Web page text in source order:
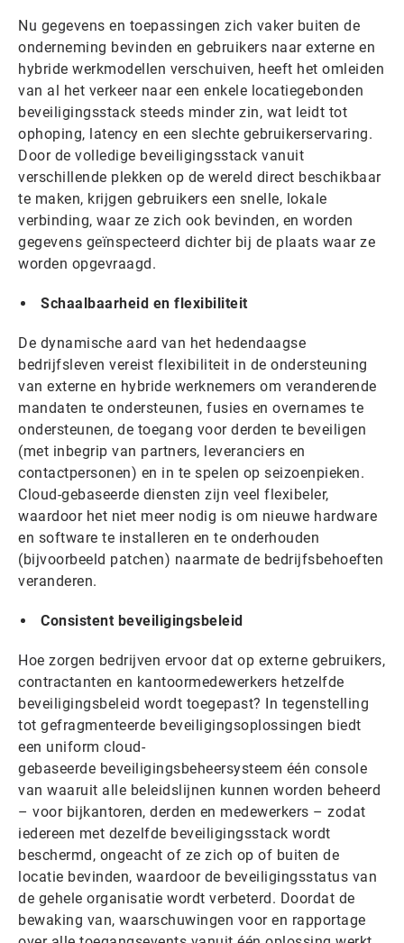
Nu gegevens en toepassingen zich vaker buiten de
onderneming bevinden en gebruikers naar externe en
hybride werkmodellen verschuiven, heeft het omleiden
van al het verkeer naar een enkele locatiegebonden
beveiligingsstack steeds minder zin, wat leidt tot
ophoping, latency en een slechte gebruikerservaring.
Door de volledige beveiligingsstack vanuit
verschillende plekken op de wereld direct beschikbaar
te maken, krijgen gebruikers een snelle, lokale
verbinding, waar ze zich ook bevinden, en worden
gegevens geïnspecteerd dichter bij de plaats waar ze
worden opgevraagd.
Schaalbaarheid en flexibiliteit
De dynamische aard van het hedendaagse
bedrijfsleven vereist flexibiliteit in de ondersteuning
van externe en hybride werknemers om veranderende
mandaten te ondersteunen, fusies en overnames te
ondersteunen, de toegang voor derden te beveiligen
(met inbegrip van partners, leveranciers en
contactpersonen) en in te spelen op seizoenpieken.
Cloud-gebaseerde diensten zijn veel flexibeler,
waardoor het niet meer nodig is om nieuwe hardware
en software te installeren en te onderhouden
(bijvoorbeeld patchen) naarmate de bedrijfsbehoeften
veranderen.
Consistent beveiligingsbeleid
Hoe zorgen bedrijven ervoor dat op externe gebruikers,
contractanten en kantoormedewerkers hetzelfde
beveiligingsbeleid wordt toegepast? In tegenstelling
tot gefragmenteerde beveiligingsoplossingen biedt
een uniform cloud-
gebaseerde beveiligingsbeheersysteem één console
van waaruit alle beleidslijnen kunnen worden beheerd
– voor bijkantoren, derden en medewerkers – zodat
iedereen met dezelfde beveiligingsstack wordt
beschermd, ongeacht of ze zich op of buiten de
locatie bevinden, waardoor de beveiligingsstatus van
de gehele organisatie wordt verbeterd. Doordat de
bewaking van, waarschuwingen voor en rapportage